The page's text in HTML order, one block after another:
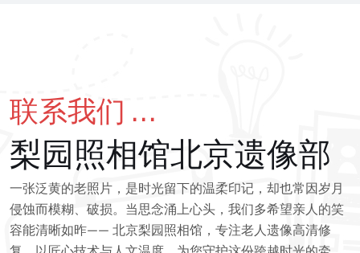
联系我们 ...
梨园照相馆北京遗像部
一张泛黄的老照片，是时光留下的温柔印记，却也常因岁月
侵蚀而模糊、破损。当思念涌上心头，我们多希望亲人的笑
容能清晰如昨—— 北京梨园照相馆，专注老人遗像高清修